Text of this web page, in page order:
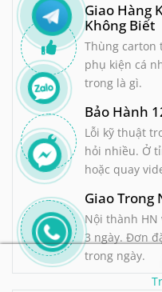
Giao Hàng
Không Biết
Thùng carton
phụ kiện cá
trong là gì.
Bảo Hành
Lỗi kỹ thuật
hỏi nhiều. Ở
hoặc quay
Giao Trong
Nội thành HN
3 ngày. Đơn
trong ngày.